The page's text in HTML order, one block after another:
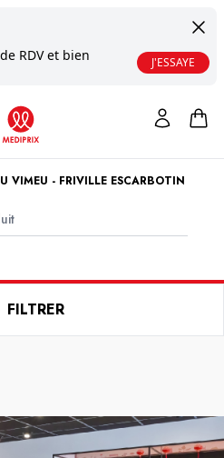
RDV et bien
J'ESSAYE
VIMEU - FRIVILLE ESCARBOTIN
FILTRER